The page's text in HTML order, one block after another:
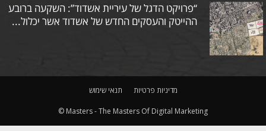
“פרויקט הדגל של עיריית אשדוד”: השקעה ברובע
ההייטק והעסקים החדש של אשדוד אשר יכלול...
תנאי שימוש מדיניות פרטיות
© Masters - The Masters Of Digital Marketing